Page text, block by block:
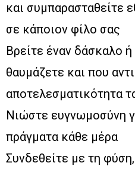
και συμπαρασταθείτε
σε κάποιον φίλο σας
Βρείτε έναν δάσκαλο
θαυμάζετε και που
αποτελεσματικότητα
Νιώστε ευγνωμοσύνη
πράγματα κάθε μέρα
Συνδεθείτε με τη